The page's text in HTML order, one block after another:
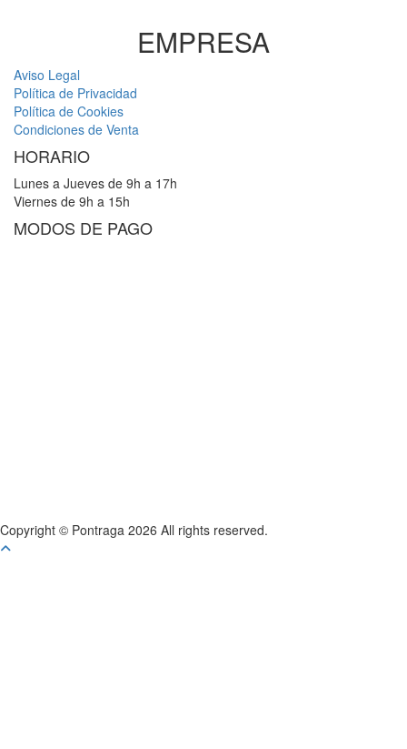
EMPRESA
Aviso Legal
Política de Privacidad
Política de Cookies
Condiciones de Venta
HORARIO
Lunes a Jueves de 9h a 17h
Viernes de 9h a 15h
MODOS DE PAGO
Youtube
Instagram
Copyright © Pontraga 2026 All rights reserved.